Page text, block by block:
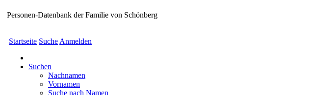
Personen-Datenbank der Familie von Schönberg
Startseite Suche Anmelden
Suchen
Nachnamen
Vornamen
Suche nach Namen